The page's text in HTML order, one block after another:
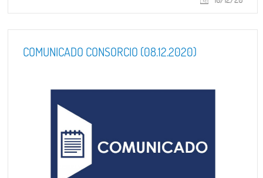
COMUNICADO CONSORCIO (08.12.2020)